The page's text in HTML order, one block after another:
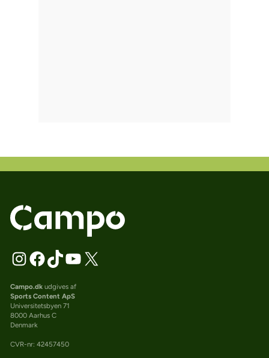
Campo.dkudgives af
Sports Content ApS
Universitetsbyen 71
8000 Aarhus C
Denmark
CVR-nr: 42457450